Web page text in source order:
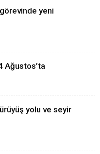
yeni
Ağustos’ta
yolu ve seyir